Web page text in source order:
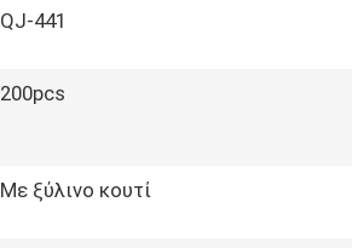
QJ-441
200pcs
Με ξύλινο κουτί